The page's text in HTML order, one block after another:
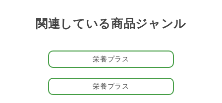
・ドライフードにそのまま振りかけて
・流動食にはスープを作ってから混ぜ合わせて
…パートナー（愛 犬・愛 猫）のお好みや、オーナー様のお好み
にアレンジしてくださいね。
関連している商品ジャンル
栄養プラス
栄養プラス